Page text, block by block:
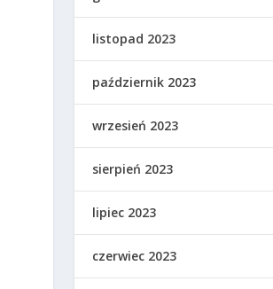
listopad 2023
październik 2023
wrzesień 2023
sierpień 2023
lipiec 2023
czerwiec 2023